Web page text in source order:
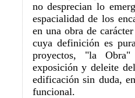
no desprecian lo
espacialidad de los
en una obra de
cuya definición es
proyectos, "la
exposición y deleite
edificación sin duda,
funcional.